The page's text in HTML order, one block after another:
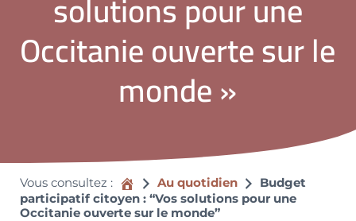
Occitanie ouverte sur le
monde »
Vous consultez : Accueil
Au quotidien
Budget
participatif citoyen : “Vos solutions pour une
Occitanie ouverte sur le monde”